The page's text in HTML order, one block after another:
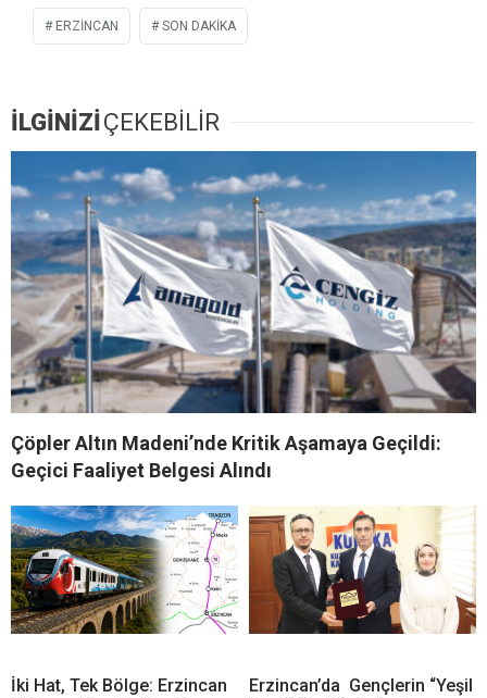
ERZİNCAN SON DAKIKA
İLGİNİZİ ÇEKEBİLİR
Çöpler Altın Madeni’nde Kritik Aşamaya Geçildi:
Geçici Faaliyet Belgesi Alındı
İki Hat, Tek Bölge: Erzincan
Erzincan’da Gençlerin “Yeşil